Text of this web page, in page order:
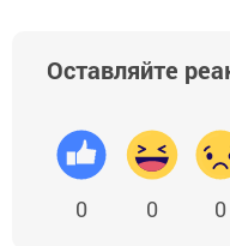
Оставляйте
0 0 0